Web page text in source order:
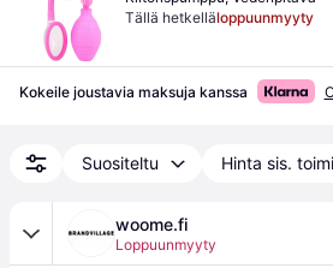
Tällä hetkelläloppuunmyyty
Kokeile joustavia maksuja kanssa
Suositeltu Hinta sis.
woome.fi
Loppuunmyyty